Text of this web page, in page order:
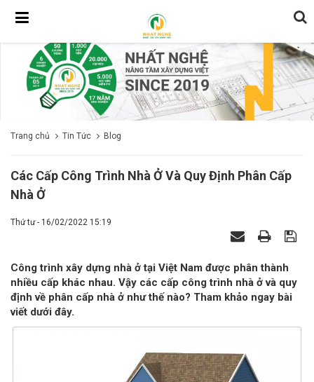
Trang chủ Tin Tức Blog
Các Cấp Công Trình Nhà Ở Và Quy Định Phân Cấp
Nhà Ở
Thứ tư - 16/02/2022 15:19
Công trình xây dựng nhà ở tại Việt Nam được phân thành
nhiều cấp khác nhau. Vậy các cấp công trình nhà ở và quy
định về phân cấp nhà ở như thế nào? Tham khảo ngay bài
viết dưới đây.